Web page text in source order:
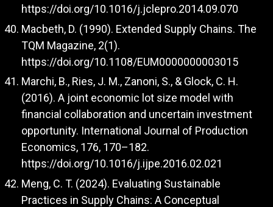
https://doi.org/10.1016/j.jclepro.2014.09.070
Macbeth, D. (1990). Extended Supply Chains. The
TQM Magazine, 2(1).
https://doi.org/10.1108/EUM0000000003015
Marchi, B., Ries, J. M., Zanoni, S., & Glock, C. H.
(2016). A joint economic lot size model with
financial collaboration and uncertain investment
opportunity. International Journal of Production
Economics, 176, 170–182.
https://doi.org/10.1016/j.ijpe.2016.02.021
Meng, C. T. (2024). Evaluating Sustainable
Practices in Supply Chains: A Conceptual